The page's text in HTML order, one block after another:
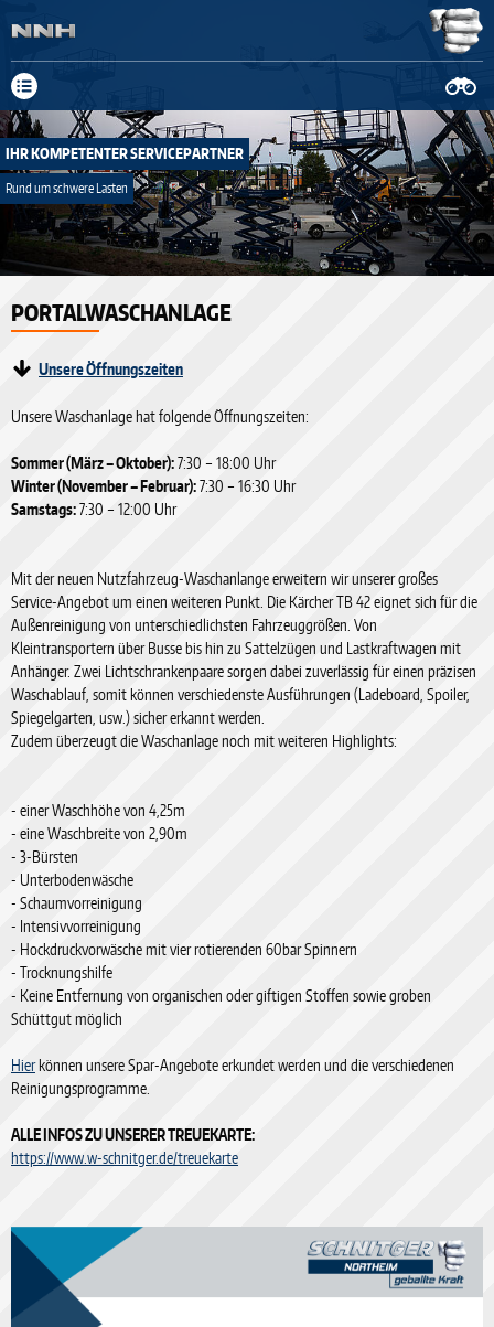
next
IHR KOMPETENTER SERVICEPARTNER
Rund um schwere Lasten
PORTALWASCHANLAGE
Unsere Öffnungszeiten
Unsere Waschanlage hat folgende Öffnungszeiten:
Sommer (März – Oktober):7:30 – 18:00 Uhr
Winter (November – Februar):7:30 – 16:30 Uhr
Samstags:7:30 – 12:00 Uhr
Mit der neuen Nutzfahrzeug-Waschanlange erweitern wir unserer großes
Service-Angebot um einen weiteren Punkt. Die Kärcher TB 42 eignet sich für die
Außenreinigung von unterschiedlichsten Fahrzeuggrößen. Von
Kleintransportern über Busse bis hin zu Sattelzügen und Lastkraftwagen mit
Anhänger. Zwei Lichtschrankenpaare sorgen dabei zuverlässig für einen präzisen
Waschablauf, somit können verschiedenste Ausführungen (Ladeboard, Spoiler,
Spiegelgarten, usw.) sicher erkannt werden.
Zudem überzeugt die Waschanlage noch mit weiteren Highlights:
- einer Waschhöhe von 4,25m
- eine Waschbreite von 2,90m
- 3-Bürsten
- Unterbodenwäsche
- Schaumvorreinigung
- Intensivvorreinigung
- Hockdruckvorwäsche mit vier rotierenden 60bar Spinnern
- Trocknungshilfe
- Keine Entfernung von organischen oder giftigen Stoffen sowie groben
Schüttgut möglich
Hierkönnen unsere Spar-Angebote erkundet werden und die verschiedenen
Reinigungsprogramme.
ALLE INFOS ZU UNSERER TREUEKARTE:
https://www.w-schnitger.de/treuekarte
mehr Infos